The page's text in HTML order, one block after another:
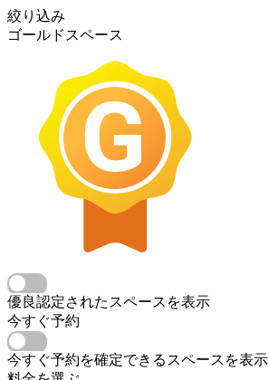
絞り込み
ゴールドスペース
優良認定されたスペースを表示
今すぐ予約
今すぐ予約を確定できるスペースを表示